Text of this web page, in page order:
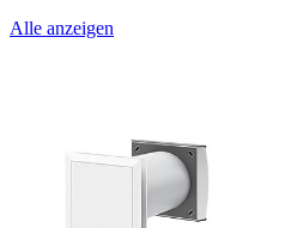
Alle anzeigen